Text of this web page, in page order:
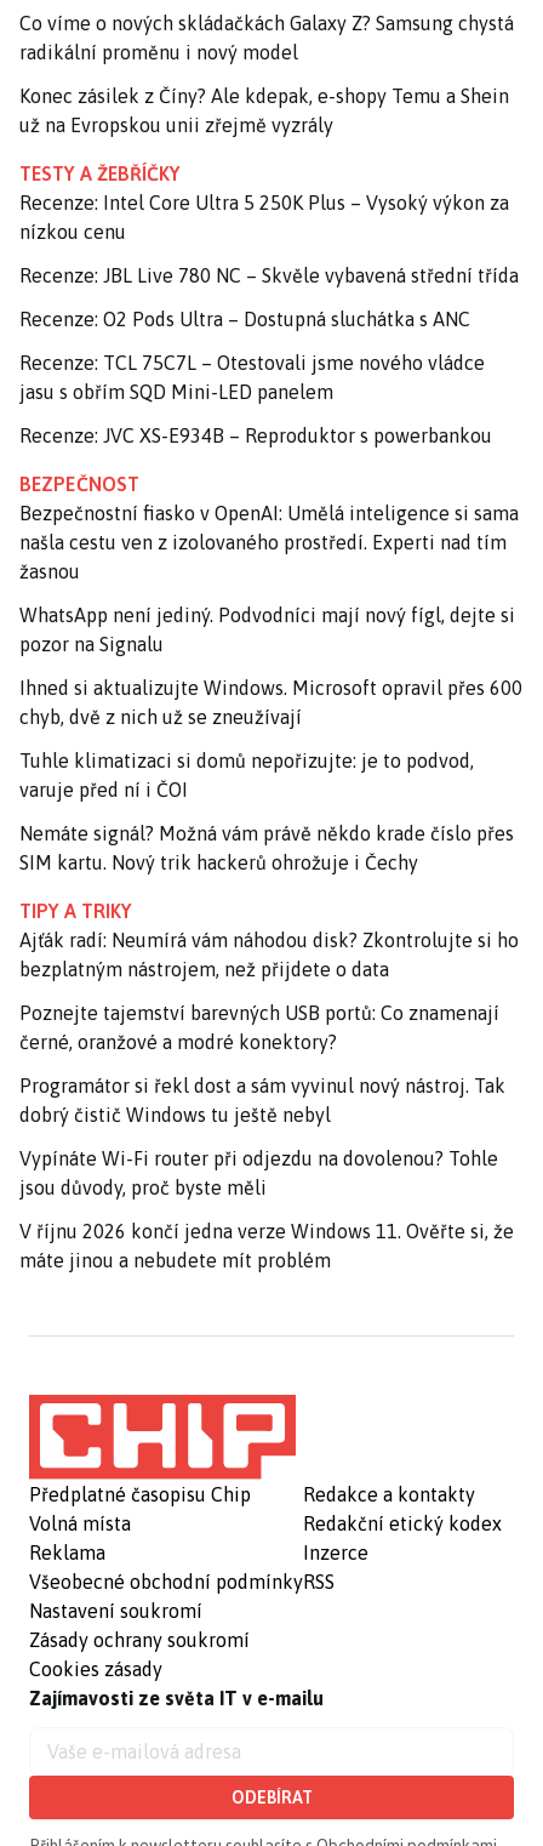
Co víme o nových skládačkách Galaxy Z? Samsung chystá
radikální proměnu i nový model
Konec zásilek z Číny? Ale kdepak, e-shopy Temu a Shein
už na Evropskou unii zřejmě vyzrály
TESTY A ŽEBŘÍČKY
Recenze: Intel Core Ultra 5 250K Plus – Vysoký výkon za
nízkou cenu
Recenze: JBL Live 780 NC – Skvěle vybavená střední třída
Recenze: O2 Pods Ultra – Dostupná sluchátka s ANC
Recenze: TCL 75C7L – Otestovali jsme nového vládce
jasu s obřím SQD Mini-LED panelem
Recenze: JVC XS-E934B – Reproduktor s powerbankou
BEZPEČNOST
Bezpečnostní fiasko v OpenAI: Umělá inteligence si sama
našla cestu ven z izolovaného prostředí. Experti nad tím
žasnou
WhatsApp není jediný. Podvodníci mají nový fígl, dejte si
pozor na Signalu
Ihned si aktualizujte Windows. Microsoft opravil přes 600
chyb, dvě z nich už se zneužívají
Tuhle klimatizaci si domů nepořizujte: je to podvod,
varuje před ní i ČOI
Nemáte signál? Možná vám právě někdo krade číslo přes
SIM kartu. Nový trik hackerů ohrožuje i Čechy
TIPY A TRIKY
Ajťák radí: Neumírá vám náhodou disk? Zkontrolujte si ho
bezplatným nástrojem, než přijdete o data
Poznejte tajemství barevných USB portů: Co znamenají
černé, oranžové a modré konektory?
Programátor si řekl dost a sám vyvinul nový nástroj. Tak
dobrý čistič Windows tu ještě nebyl
Vypínáte Wi-Fi router při odjezdu na dovolenou? Tohle
jsou důvody, proč byste měli
V říjnu 2026 končí jedna verze Windows 11. Ověřte si, že
máte jinou a nebudete mít problém
Předplatné časopisu Chip
Volná místa
Reklama
Všeobecné obchodní podmínky
Nastavení soukromí
Zásady ochrany soukromí
Cookies zásady
Redakce a kontakty
Redakční etický kodex
Inzerce
RSS
Zajímavosti ze světa IT v e-mailu
ODEBÍRAT